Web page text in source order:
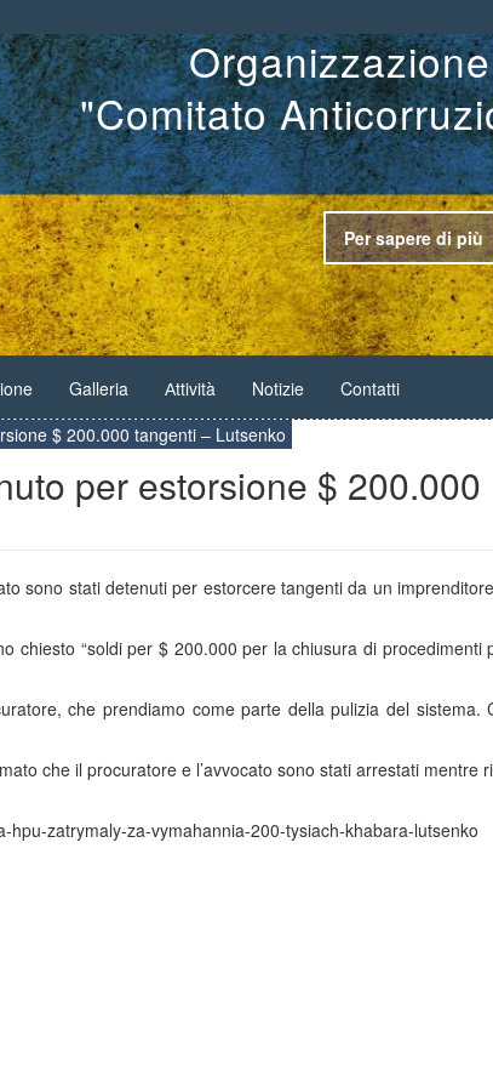
"Comitato
Per sapere di più
Galleria Аttività Notizie
Contatti
$ 200.000 tangenti – Lutsenko
per estorsione $ 200.000
sono stati detenuti per estorcere tangenti da un
chiesto “soldi per $ 200.000 per la chiusura di procedimenti
che prendiamo come parte della pulizia del sistema.
che il procuratore e l’avvocato sono stati arrestati mentre
zatrymaly-za-vymahannia-200-tysiach-khabara-lutsenko